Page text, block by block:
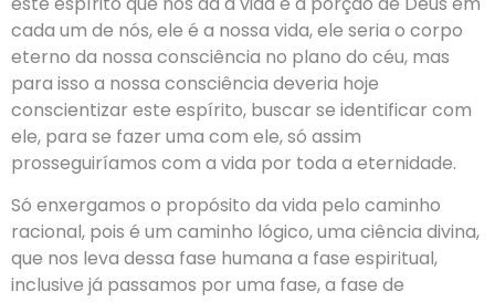
cada um de nós, ele é a nossa vida, ele seria o corpo
eterno da nossa consciência no plano do céu, mas
para isso a nossa consciência deveria hoje
conscientizar este espírito, buscar se identificar com
ele, para se fazer uma com ele, só assim
prosseguiríamos com a vida por toda a eternidade.
Só enxergamos o propósito da vida pelo caminho
racional, pois é um caminho lógico, uma ciência divina,
que nos leva dessa fase humana a fase espiritual,
inclusive já passamos por uma fase, a fase de